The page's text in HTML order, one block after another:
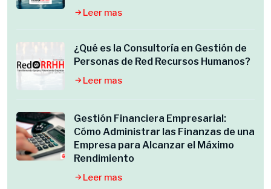
Leer mas
¿Qué es la Consultoría en Gestión de
Personas de Red Recursos Humanos?
Leer mas
Gestión Financiera Empresarial:
Cómo Administrar las Finanzas de una
Empresa para Alcanzar el Máximo
Rendimiento
Leer mas